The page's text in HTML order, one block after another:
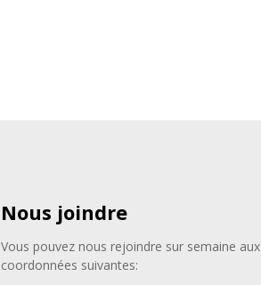
Nous joindre
Vous pouvez nous rejoindre sur semaine aux
coordonnées suivantes: